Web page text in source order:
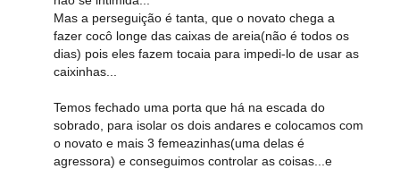
Mas a perseguição é tanta, que o novato chega a
fazer cocô longe das caixas de areia(não é todos os
dias) pois eles fazem tocaia para impedi-lo de usar as
caixinhas...
Temos fechado uma porta que há na escada do
sobrado, para isolar os dois andares e colocamos com
o novato e mais 3 femeazinhas(uma delas é
agressora) e conseguimos controlar as coisas...e